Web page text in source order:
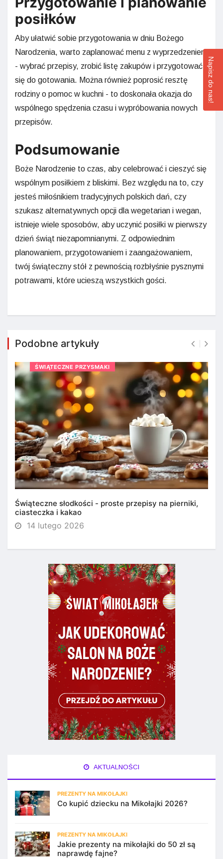
posiłków
Aby ułatwić sobie przygotowania w dniu Bożego
Narodzenia, warto zaplanować menu z wyprzedzeniem
- wybrać przepisy, zrobić listę zakupów i przygotować
się do gotowania. Można również poprosić resztę
rodziny o pomoc w kuchni - to doskonała okazja do
wspólnego spędzenia czasu i wypróbowania nowych
przepisów.
Podsumowanie
Boże Narodzenie to czas, aby celebrować i cieszyć się
wspólnym posiłkiem z bliskimi. Bez względu na to, czy
jesteś miłośnikiem tradycyjnych polskich dań, czy
szukasz alternatywnych opcji dla wegetarian i wegan,
istnieje wiele sposobów, aby uczynić posiłki w pierwszy
dzień świąt niezapomnianymi. Z odpowiednim
planowaniem, przygotowaniem i zaangażowaniem,
twój świąteczny stół z pewnością rozbłyśnie pysznymi
potrawami, które ucieszą wszystkich gości.
Podobne artykuły
ŚWIĄTECZNE PRZYSMAKI
Świąteczne słodkości - proste przepisy na pierniki,
ciasteczka i kakao
14 lutego 2026
AKTUALNOŚCI
PREZENTY NA MIKOŁAJKI
Co kupić dziecku na Mikołajki 2026?
PREZENTY NA MIKOŁAJKI
Jakie prezenty na mikołajki do 50 zł są
naprawdę fajne?
Napisz do nas!